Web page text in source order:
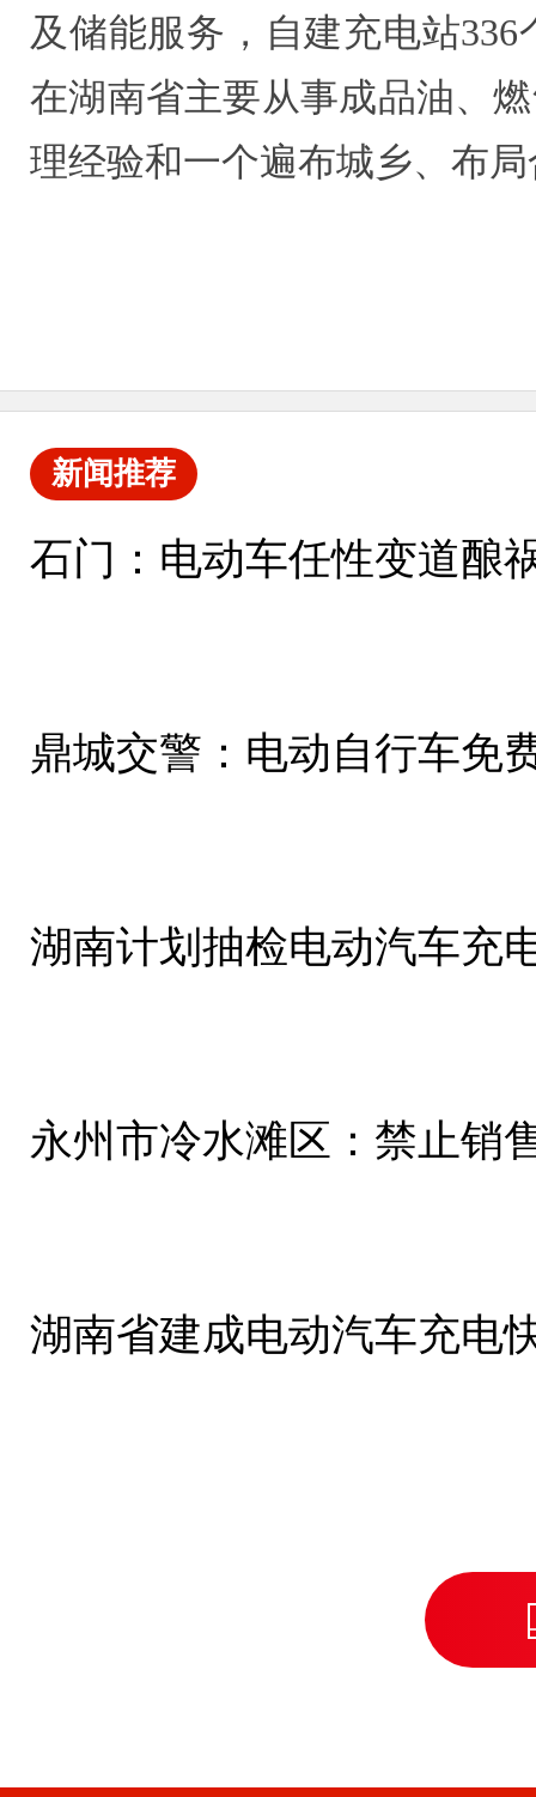
及储能服务，自建充电站
在湖南省主要从事成品油、
理经验和一个遍布城乡、布
新闻推荐
石门：电动车任性变道酿
鼎城交警：电动自行车免
湖南计划抽检电动汽车充
永州市冷水滩区：禁止销
湖南省建成电动汽车充电